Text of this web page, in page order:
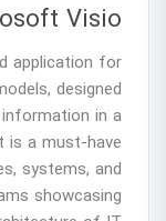
Visio
application for
designed
in a
is a must-have
systems, and
showcasing